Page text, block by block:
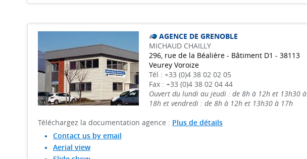
AGENCE DE GRENOBLE
MICHAUD CHAILLY
296, rue de la Béalière - Bâtiment D1 - 38113
Veurey Voroize
Tél : +33 (0)4 38 02 02 05
Fax : +33 (0)4 38 02 04 44
Ouvert du lundi au jeudi : de 8h à 12h et 13h30 à
18h et vendredi : de 8h à 12h et 13h30 à 17h
Téléchargez la documentation agence : Plus de détails
Contact us by email
Aerial view